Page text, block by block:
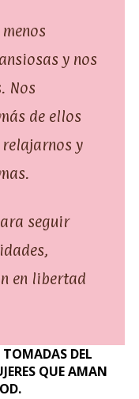
y nos
Nos
de ellos
relajarnos y
seguir
en libertad
DEL
QUE AMAN